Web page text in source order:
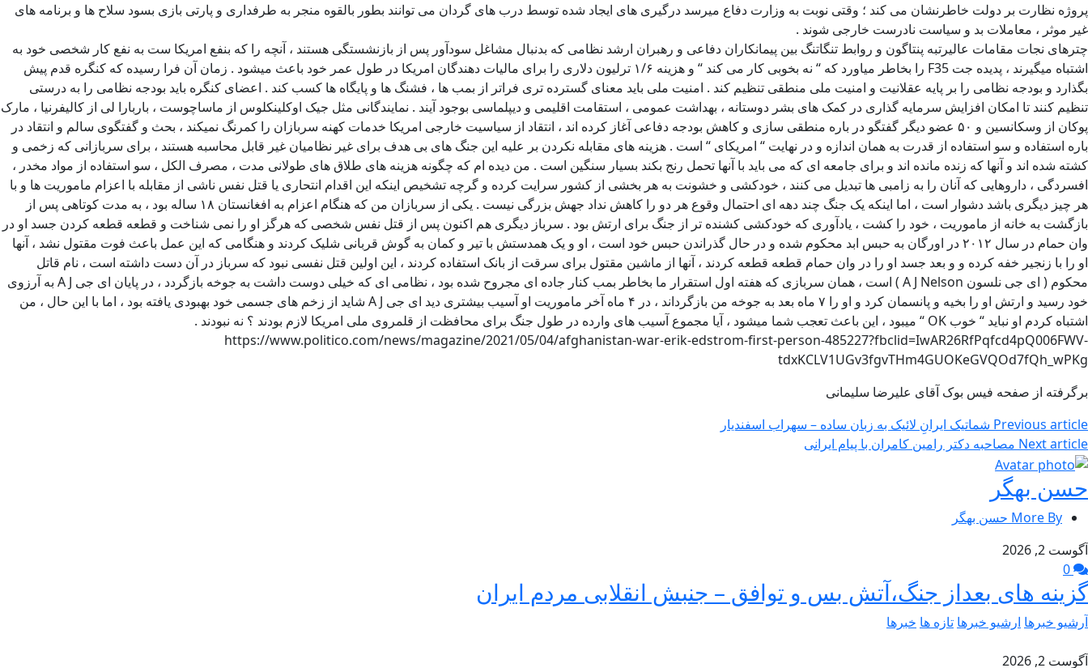
پروژه نظارت بر دولت خاطرنشان می کند ؛ وقتی نوبت به وزارت دفاع میرسد درگیری های ایجاد شده توسط درب های گردان می توانند بطور بالقوه منجر به طرفداری و پارتی بازی بسود سلاح ها و برنامه های
غیر موثر ، معاملات بد و سیاست نادرست خارجی شوند .
چترهای نجات مقامات عالیرتبه پنتاگون و روابط تنگاتنگ بین پیمانکاران دفاعی و رهبران ارشد نظامی که بدنبال مشاغل سودآور پس از بازنشستگی هستند ، آنچه را که بنفع امریکا ست به نفع کار شخصی خود به
اشتباه میگیرند ، پدیده جت F35 را بخاطر میاورد که “ نه بخوبی کار می کند “ و هزینه ۱/۶ ترلیون دلاری را برای مالیات دهندگان امریکا در طول عمر خود باعث میشود . زمان آن فرا رسیده که کنگره قدم پیش
بگذارد و بودجه نظامی را بر پایه عقلانیت و امنیت ملی منطقی تنظیم کند . امنیت ملی باید معنای گسترده تری فراتر از بمب ها ، فشنگ ها و پایگاه ها کسب کند . اعضای کنگره باید بودجه نظامی را به درستی
تنظیم کنند تا امکان افزایش سرمایه گذاری در کمک های بشر دوستانه ، بهداشت عمومی ، استقامت اقلیمی و دیپلماسی بوجود آیند . نمایندگانی مثل جیک اوکلینکلوس از ماساچوست ، باربارا لی از کالیفرنیا ، مارک
پوکان از وسکانسین و ۵۰ عضو دیگر گفتگو در باره منطقی سازی و کاهش بودجه دفاعی آغاز کرده اند ، انتقاد از سیاسیت خارجی امریکا خدمات کهنه سربازان را کمرنگ نمیکند ، بحث و گفتگوی سالم و انتقاد در
باره استفاده و سو استفاده از قدرت به همان اندازه و در نهایت “ امریکای “ است . هزینه های مقابله نکردن بر علیه این جنگ های بی هدف برای غیر نظامیان غیر قابل محاسبه هستند ، برای سربازانی که زخمی و
کشته شده اند و آنها که زنده مانده اند و برای جامعه ای که می باید با آنها تحمل رنج بکند بسیار سنگین است . من دیده ام که چگونه هزینه های طلاق های طولانی مدت ، مصرف الکل ، سو استفاده از مواد مخدر ،
افسردگی ، داروهایی که آنان را به زامبی ها تبدیل می کنند ، خودکشی و خشونت به هر بخشی از کشور سرایت کرده و گرچه تشخیص اینکه این اقدام انتحاری یا قتل نفس ناشی از مقابله با اعزام ماموریت ها و با
هر چیز دیگری باشد دشوار است ، اما اینکه یک جنگ چند دهه ای احتمال وقوع هر دو را کاهش نداد جهش بزرگی نیست . یکی از سربازان من که هنگام اعزام به افغانستان ۱۸ ساله بود ، به مدت کوتاهی پس از
بازگشت به خانه از ماموریت ، خود را کشت ، یادآوری که خودکشی کشنده تر از جنگ برای ارتش بود . سرباز دیگری هم اکنون پس از قتل نفس شخصی که هرگز او را نمی شناخت و قطعه قطعه کردن جسد او در
وان حمام در سال ۲۰۱۲ در اورگان به حبس ابد محکوم شده و در حال گذراندن حبس خود است ، او و یک همدستش با تیر و کمان به گوش قربانی شلیک کردند و هنگامی که این عمل باعث فوت مقتول نشد ، آنها
او را با زنجیر خفه کرده و و بعد جسد او را در وان حمام قطعه قطعه کردند ، آنها از ماشین مقتول برای سرقت از بانک استفاده کردند ، این اولین قتل نفسی نبود که سرباز در آن دست داشته است ، نام قاتل
محکوم ( ای جی نلسون A J Nelson ) است ، همان سربازی که هفته اول استقرار ما بخاطر بمب کنار جاده ای مجروح شده بود ، نظامی ای که خیلی دوست داشت به جوخه بازگردد ، در پایان ای جی A J به آرزوی
خود رسید و ارتش او را بخیه و پانسمان کرد و او را ۷ ماه بعد به جوخه من بازگرداند ، در ۴ ماه آخر ماموریت او آسیب بیشتری دید ای جی A J شاید از زخم های جسمی خود بهبودی یافته بود ، اما با این حال ، من
اشتباه کردم او نباید “ خوب OK “ میبود ، این باعث تعجب شما میشود ، آیا مجموع آسیب های وارده در طول جنگ برای محافظت از قلمروی ملی امریکا لازم بودند ؟ نه نبودند .
https://www.politico.com/news/magazine/2021/05/04/afghanistan-war-erik-edstrom-first-person-485227?fbclid=IwAR26RfPqfcd4pQ006FWV-
tdxKCLV1UGv3fgvTHm4GUOKeGVQOd7fQh_wPKg
برگرفته از صفحه فیس بوک آقای علیرضا سلیمانی
Previous article شماتیک ایرانِ لائیک به زبان ساده – سهراب اسفندیار
Next article مصاحبه دکتر رامین کامران با پیام ایرانی
حسن بهگر
More By حسن بهگر
آگوست 2, 2026
گزینه های بعداز جنگ،آتش بس و توافق – جنبش انقلابی مردم ایران
آرشیو خبرها ارشیو خبرها تازه ها خبرها
آگوست 2, 2026